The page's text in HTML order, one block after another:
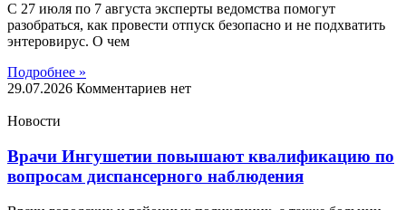
С 27 июля по 7 августа эксперты ведомства помогут
разобраться, как провести отпуск безопасно и не подхватить
энтеровирус. О чем
Подробнее »
29.07.2026 Комментариев нет
Новости
Врачи Ингушетии повышают квалификацию по
вопросам диспансерного наблюдения